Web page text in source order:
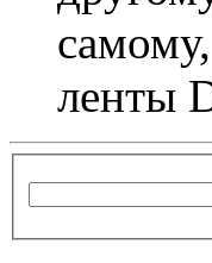
ленты